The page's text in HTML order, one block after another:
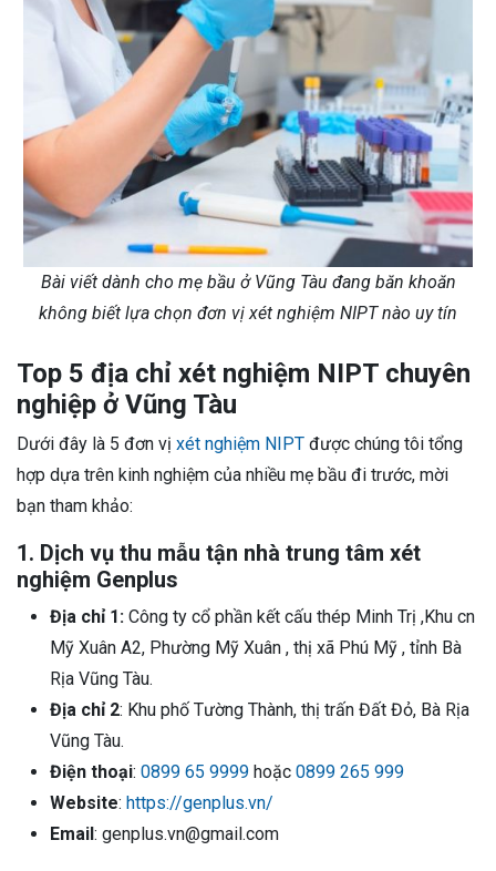
Bài viết dành cho mẹ bầu ở Vũng Tàu đang băn khoăn
không biết lựa chọn đơn vị xét nghiệm NIPT nào uy tín
Top 5 địa chỉ xét nghiệm NIPT chuyên
nghiệp ở Vũng Tàu
Dưới đây là 5 đơn vị xét nghiệm NIPT được chúng tôi tổng
hợp dựa trên kinh nghiệm của nhiều mẹ bầu đi trước, mời
bạn tham khảo:
1. Dịch vụ thu mẫu tận nhà trung tâm xét
nghiệm Genplus
Địa chỉ 1: Công ty cổ phần kết cấu thép Minh Trị ,Khu cn
Mỹ Xuân A2, Phường Mỹ Xuân , thị xã Phú Mỹ , tỉnh Bà
Rịa Vũng Tàu.
Địa chỉ 2: Khu phố Tường Thành, thị trấn Đất Đỏ, Bà Rịa
Vũng Tàu.
Điện thoại: 0899 65 9999 hoặc 0899 265 999
Website: https://genplus.vn/
Email: genplus.vn@gmail.com